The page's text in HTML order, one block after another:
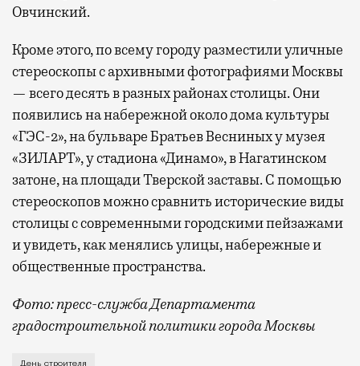
Овчинский.
Кроме этого, по всему городу разместили уличные
стереоскопы с архивными фотографиями Москвы
— всего десять в разных районах столицы. Они
появились на набережной около дома культуры
«ГЭС-2», на бульваре Братьев Весниных у музея
«ЗИЛАРТ», у стадиона «Динамо», в Нагатинском
затоне, на площади Тверской заставы. С помощью
стереоскопов можно сравнить исторические виды
столицы с современными городскими пейзажами
и увидеть, как менялись улицы, набережные и
общественные пространства.
Фото: пресс-служба Департамента
градостроительной политики города Москвы
День строителя